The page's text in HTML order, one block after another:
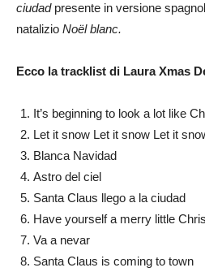
ciudadpresente in versione
natalizio Noël blanc.
Ecco la tracklist di Laura Xmas
It’s beginning to look a lot like
Let it snow Let it snow Let it
Blanca Navidad
Astro del ciel
Santa Claus llego a la ciudad
Have yourself a merry little
Va a nevar
Santa Claus is coming to town